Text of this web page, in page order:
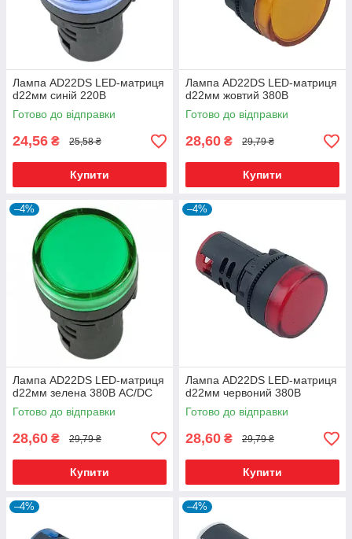
Лампа AD22DS LED-матриця
d22мм синій 220В
Готово до відправки
24,56 ₴ 25,58 ₴
Купити
Лампа AD22DS LED-матриця
d22мм жовтий 380В
Готово до відправки
28,60 ₴ 29,79 ₴
Купити
–4%
Лампа AD22DS LED-матриця
d22мм зелена 380В AC/DC
Готово до відправки
28,60 ₴ 29,79 ₴
Купити
–4%
Лампа AD22DS LED-матриця
d22мм червоний 380В
Готово до відправки
28,60 ₴ 29,79 ₴
Купити
–4% –4%